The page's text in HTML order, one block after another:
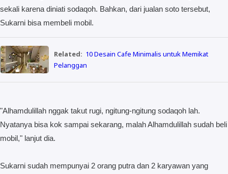
sekali karena diniati sodaqoh. Bahkan, dari jualan soto tersebut,
Sukarni bisa membeli mobil.
Related: 10 Desain Cafe Minimalis untuk Memikat
Pelanggan
"Alhamdulillah nggak takut rugi, ngitung-ngitung sodaqoh lah.
Nyatanya bisa kok sampai sekarang, malah Alhamdulillah sudah beli
mobil," lanjut dia.
Sukarni sudah mempunyai 2 orang putra dan 2 karyawan yang